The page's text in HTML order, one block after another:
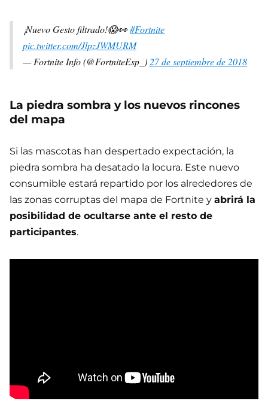
¡Nuevo Gesto filtrado!😱👀#Fortnite
pic.twitter.com/JlpzJWMURM
— Fortnite Info (@FortniteEsp_) 27 de septiembre de 2018
La piedra sombra y los nuevos rincones
del mapa
Si las mascotas han despertado expectación, la
piedra sombra ha desatado la locura. Este nuevo
consumible estará repartido por los alrededores de
las zonas corruptas del mapa de Fortnite y abrirá la
posibilidad de ocultarse ante el resto de
participantes.